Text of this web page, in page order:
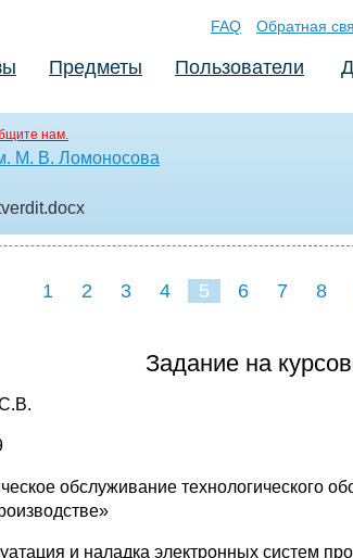
FAQ Обратная
Предметы Пользователи
нам.
М. В. Ломоносова
.docx
1 2 3 4 5 6 7 8
Задание на
обслуживание технологического
и наладка электронных систем